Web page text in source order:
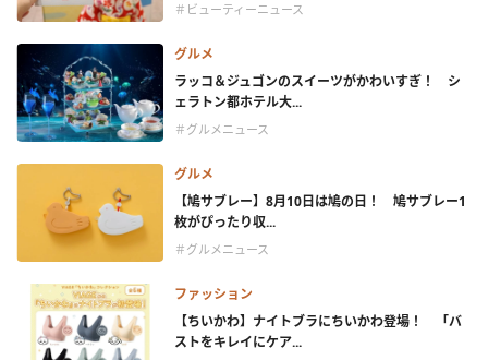
＃ビューティーニュース
グルメ
ラッコ＆ジュゴンのスイーツがかわいすぎ！ シ
ェラトン都ホテル大...
＃グルメニュース
グルメ
【鳩サブレー】8月10日は鳩の日！ 鳩サブレー1
枚がぴったり収...
＃グルメニュース
ファッション
【ちいかわ】ナイトブラにちいかわ登場！ 「バ
ストをキレイにケア...